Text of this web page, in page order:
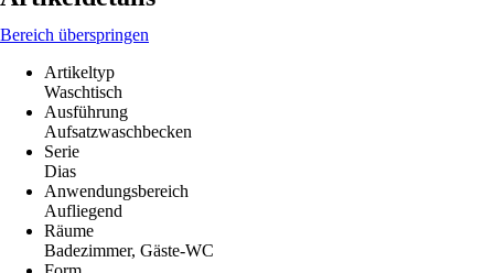
Bereich überspringen
Artikeltyp
Waschtisch
Ausführung
Aufsatzwaschbecken
Serie
Dias
Anwendungsbereich
Aufliegend
Räume
Badezimmer, Gäste-WC